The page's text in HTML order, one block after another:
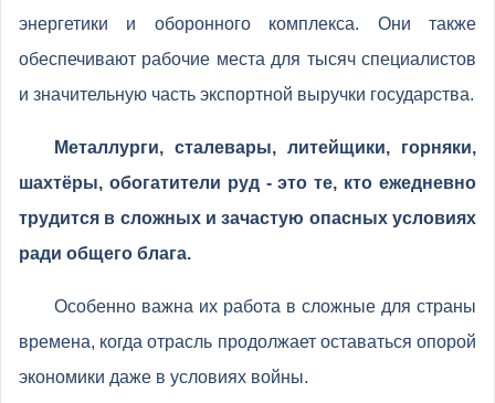
энергетики и оборонного комплекса. Они также
обеспечивают рабочие места для тысяч специалистов
и значительную часть экспортной выручки государства.
Металлурги, сталевары, литейщики, горняки,
шахтёры, обогатители руд - это те, кто ежедневно
трудится в сложных и зачастую опасных условиях
ради общего блага.
Особенно важна их работа в сложные для страны
времена, когда отрасль продолжает оставаться опорой
экономики даже в условиях войны.